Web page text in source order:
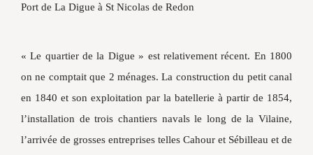
Port de La Digue à St Nicolas de Redon
« Le quartier de la Digue » est relativement récent. En 1800
on ne comptait que 2 ménages. La construction du petit canal
en 1840 et son exploitation par la batellerie à partir de 1854,
l’installation de trois chantiers navals le long de la Vilaine,
l’arrivée de grosses entreprises telles Cahour et Sébilleau et de